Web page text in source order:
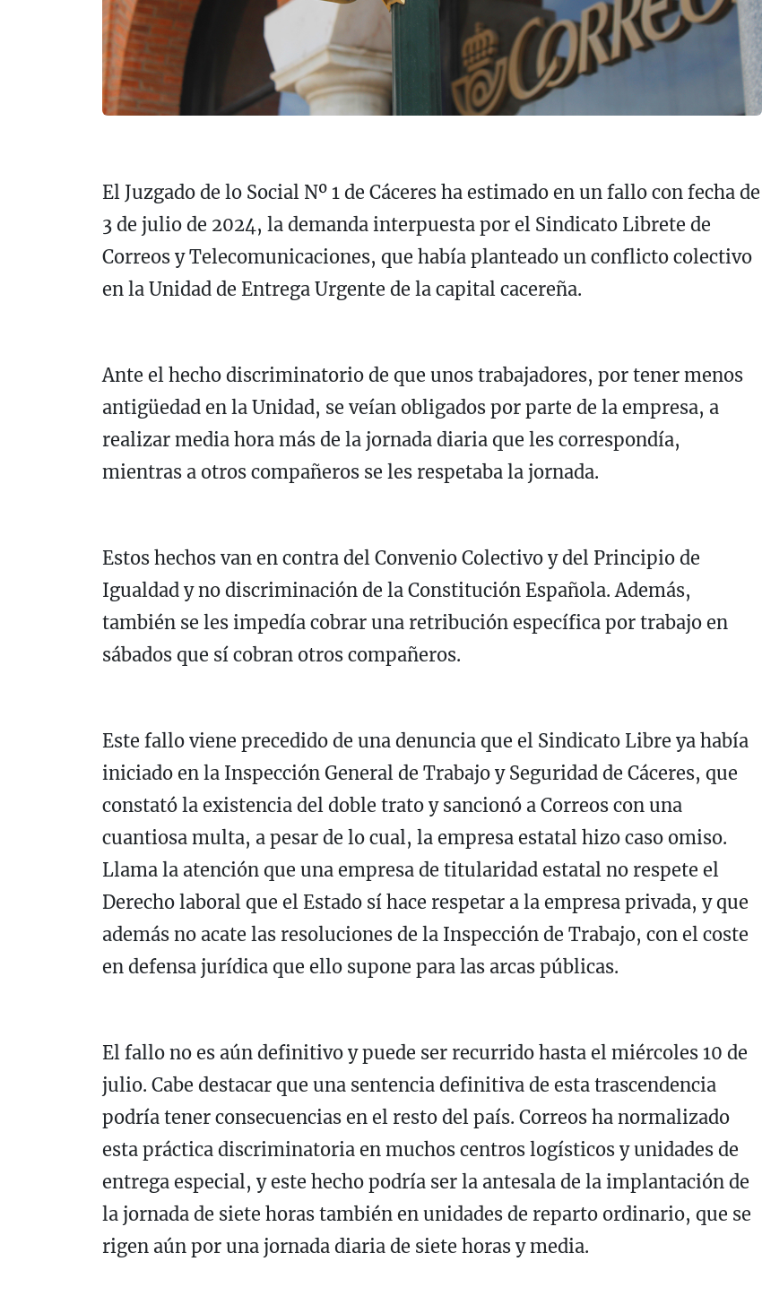
El Juzgado de lo Social Nº 1 de Cáceres ha estimado en un fallo con fecha de
3 de julio de 2024, la demanda interpuesta por el Sindicato Librete de
Correos y Telecomunicaciones, que había planteado un conflicto colectivo
en la Unidad de Entrega Urgente de la capital cacereña.
Ante el hecho discriminatorio de que unos trabajadores, por tener menos
antigüedad en la Unidad, se veían obligados por parte de la empresa, a
realizar media hora más de la jornada diaria que les correspondía,
mientras a otros compañeros se les respetaba la jornada.
Estos hechos van en contra del Convenio Colectivo y del Principio de
Igualdad y no discriminación de la Constitución Española. Además,
también se les impedía cobrar una retribución específica por trabajo en
sábados que sí cobran otros compañeros.
Este fallo viene precedido de una denuncia que el Sindicato Libre ya había
iniciado en la Inspección General de Trabajo y Seguridad de Cáceres, que
constató la existencia del doble trato y sancionó a Correos con una
cuantiosa multa, a pesar de lo cual, la empresa estatal hizo caso omiso.
Llama la atención que una empresa de titularidad estatal no respete el
Derecho laboral que el Estado sí hace respetar a la empresa privada, y que
además no acate las resoluciones de la Inspección de Trabajo, con el coste
en defensa jurídica que ello supone para las arcas públicas.
El fallo no es aún definitivo y puede ser recurrido hasta el miércoles 10 de
julio. Cabe destacar que una sentencia definitiva de esta trascendencia
podría tener consecuencias en el resto del país. Correos ha normalizado
esta práctica discriminatoria en muchos centros logísticos y unidades de
entrega especial, y este hecho podría ser la antesala de la implantación de
la jornada de siete horas también en unidades de reparto ordinario, que se
rigen aún por una jornada diaria de siete horas y media.